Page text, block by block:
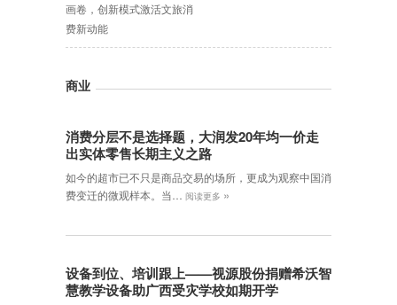
画卷，创新模式激活文旅消
费新动能
商业
消费分层不是选择题，大润发20年均一价走
出实体零售长期主义之路
如今的超市已不只是商品交易的场所，更成为观察中国消
费变迁的微观样本。当…
阅读更多 »
设备到位、培训跟上——视源股份捐赠希沃智
慧教学设备助广西受灾学校如期开学